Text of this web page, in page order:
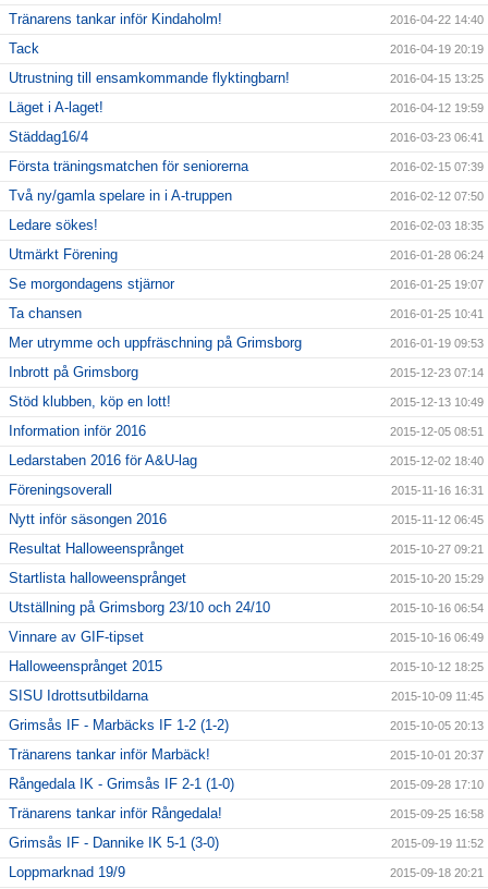
Tränarens tankar inför Kindaholm! 2016-04-22 14:40
Tack 2016-04-19 20:19
Utrustning till ensamkommande flyktingbarn! 2016-04-15 13:25
Läget i A-laget! 2016-04-12 19:59
Städdag16/4 2016-03-23 06:41
Första träningsmatchen för seniorerna 2016-02-15 07:39
Två ny/gamla spelare in i A-truppen 2016-02-12 07:50
Ledare sökes! 2016-02-03 18:35
Utmärkt Förening 2016-01-28 06:24
Se morgondagens stjärnor 2016-01-25 19:07
Ta chansen 2016-01-25 10:41
Mer utrymme och uppfräschning på Grimsborg 2016-01-19 09:53
Inbrott på Grimsborg 2015-12-23 07:14
Stöd klubben, köp en lott! 2015-12-13 10:49
Information inför 2016 2015-12-05 08:51
Ledarstaben 2016 för A&U-lag 2015-12-02 18:40
Föreningsoverall 2015-11-16 16:31
Nytt inför säsongen 2016 2015-11-12 06:45
Resultat Halloweensprånget 2015-10-27 09:21
Startlista halloweensprånget 2015-10-20 15:29
Utställning på Grimsborg 23/10 och 24/10 2015-10-16 06:54
Vinnare av GIF-tipset 2015-10-16 06:49
Halloweensprånget 2015 2015-10-12 18:25
SISU Idrottsutbildarna 2015-10-09 11:45
Grimsås IF - Marbäcks IF 1-2 (1-2) 2015-10-05 20:13
Tränarens tankar inför Marbäck! 2015-10-01 20:37
Rångedala IK - Grimsås IF 2-1 (1-0) 2015-09-28 17:10
Tränarens tankar inför Rångedala! 2015-09-25 16:58
Grimsås IF - Dannike IK 5-1 (3-0) 2015-09-19 11:52
Loppmarknad 19/9 2015-09-18 20:21